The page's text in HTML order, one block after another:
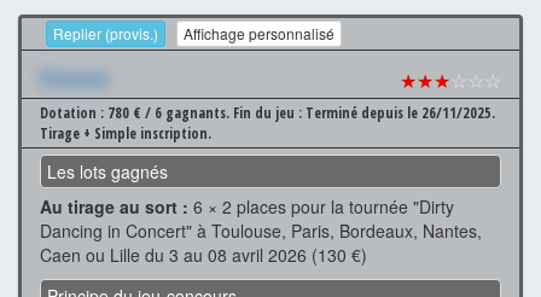
Replier (provis.) Affichage personnalisé
Xxxxxxx ★★★☆☆☆
Dotation : 780 € / 6 gagnants. Fin du jeu : Terminé depuis le 26/11/2025.
Tirage + Simple inscription.
Les lots gagnés
Au tirage au sort : 6 × 2 places pour la tournée "Dirty
Dancing in Concert" à Toulouse, Paris, Bordeaux, Nantes,
Caen ou Lille du 3 au 08 avril 2026 (130 €)